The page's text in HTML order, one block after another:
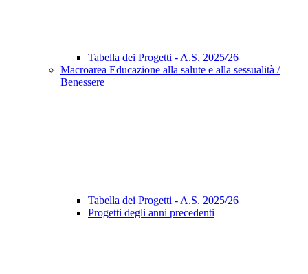
Tabella dei Progetti - A.S. 2025/26
Macroarea Educazione alla salute e alla sessualità /
Benessere
Tabella dei Progetti - A.S. 2025/26
Progetti degli anni precedenti